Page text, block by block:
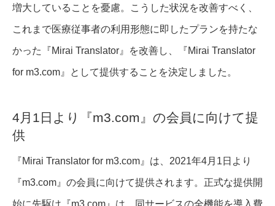
増大していることを憂慮。こうした状況を改善すべく、
これまで医療従事者の利用形態に即したプランを持たな
かった『Mirai Translator』を改善し、『Mirai Translator
for m3.com』として提供することを決定しました。
4月1日より『m3.com』の会員に向けて提
供
『Mirai Translator for m3.com』は、2021年4月1日より
『m3.com』の会員に向けて提供されます。正式な提供開
始に先駆け『m3.com』は、同サービスの全機能を導入費